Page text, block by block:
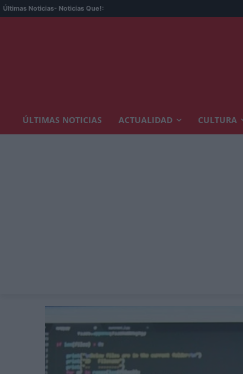
Últimas Noticias- Noticias Que!:
ÚLTIMAS NOTICIAS ACTUALIDAD CULTURA